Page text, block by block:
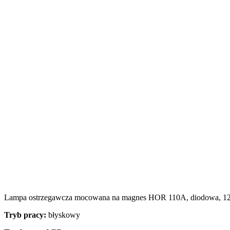
Lampa ostrzegawcza mocowana na magnes HOR 110A, diodowa,
Tryb pracy: błyskowy